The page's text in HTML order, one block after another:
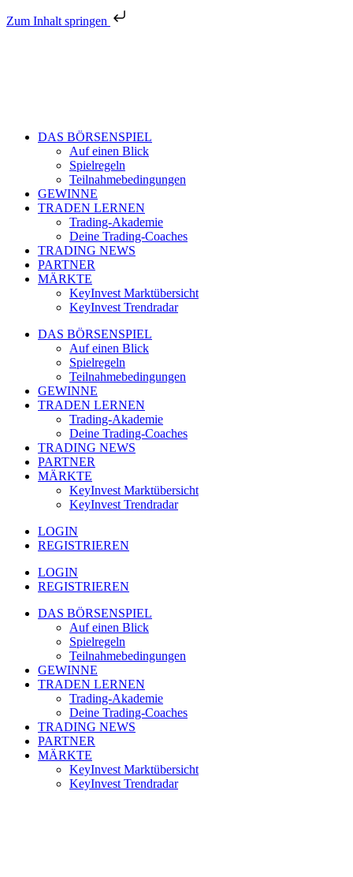
Zum Inhalt springen
DAS BÖRSENSPIEL
Auf einen Blick
Spielregeln
Teilnahmebedingungen
GEWINNE
TRADEN LERNEN
Trading-Akademie
Deine Trading-Coaches
TRADING NEWS
PARTNER
MÄRKTE
KeyInvest Marktübersicht
KeyInvest Trendradar
DAS BÖRSENSPIEL
Auf einen Blick
Spielregeln
Teilnahmebedingungen
GEWINNE
TRADEN LERNEN
Trading-Akademie
Deine Trading-Coaches
TRADING NEWS
PARTNER
MÄRKTE
KeyInvest Marktübersicht
KeyInvest Trendradar
LOGIN
REGISTRIEREN
LOGIN
REGISTRIEREN
DAS BÖRSENSPIEL
Auf einen Blick
Spielregeln
Teilnahmebedingungen
GEWINNE
TRADEN LERNEN
Trading-Akademie
Deine Trading-Coaches
TRADING NEWS
PARTNER
MÄRKTE
KeyInvest Marktübersicht
KeyInvest Trendradar